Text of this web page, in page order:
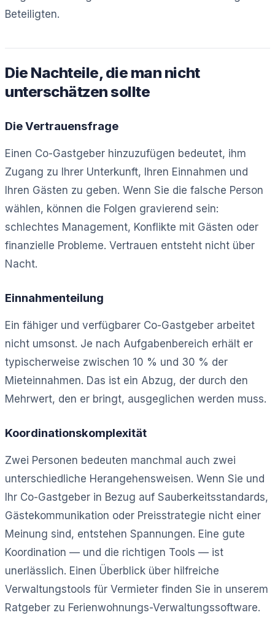
Beteiligten.
Die Nachteile, die man nicht
unterschätzen sollte
Die Vertrauensfrage
Einen Co-Gastgeber hinzuzufügen bedeutet, ihm
Zugang zu Ihrer Unterkunft, Ihren Einnahmen und
Ihren Gästen zu geben. Wenn Sie die falsche Person
wählen, können die Folgen gravierend sein:
schlechtes Management, Konflikte mit Gästen oder
finanzielle Probleme. Vertrauen entsteht nicht über
Nacht.
Einnahmenteilung
Ein fähiger und verfügbarer Co-Gastgeber arbeitet
nicht umsonst. Je nach Aufgabenbereich erhält er
typischerweise zwischen 10 % und 30 % der
Mieteinnahmen. Das ist ein Abzug, der durch den
Mehrwert, den er bringt, ausgeglichen werden muss.
Koordinationskomplexität
Zwei Personen bedeuten manchmal auch zwei
unterschiedliche Herangehensweisen. Wenn Sie und
Ihr Co-Gastgeber in Bezug auf Sauberkeitsstandards,
Gästekommunikation oder Preisstrategie nicht einer
Meinung sind, entstehen Spannungen. Eine gute
Koordination — und die richtigen Tools — ist
unerlässlich. Einen Überblick über hilfreiche
Verwaltungstools für Vermieter finden Sie in unserem
Ratgeber zu Ferienwohnungs-Verwaltungssoftware.